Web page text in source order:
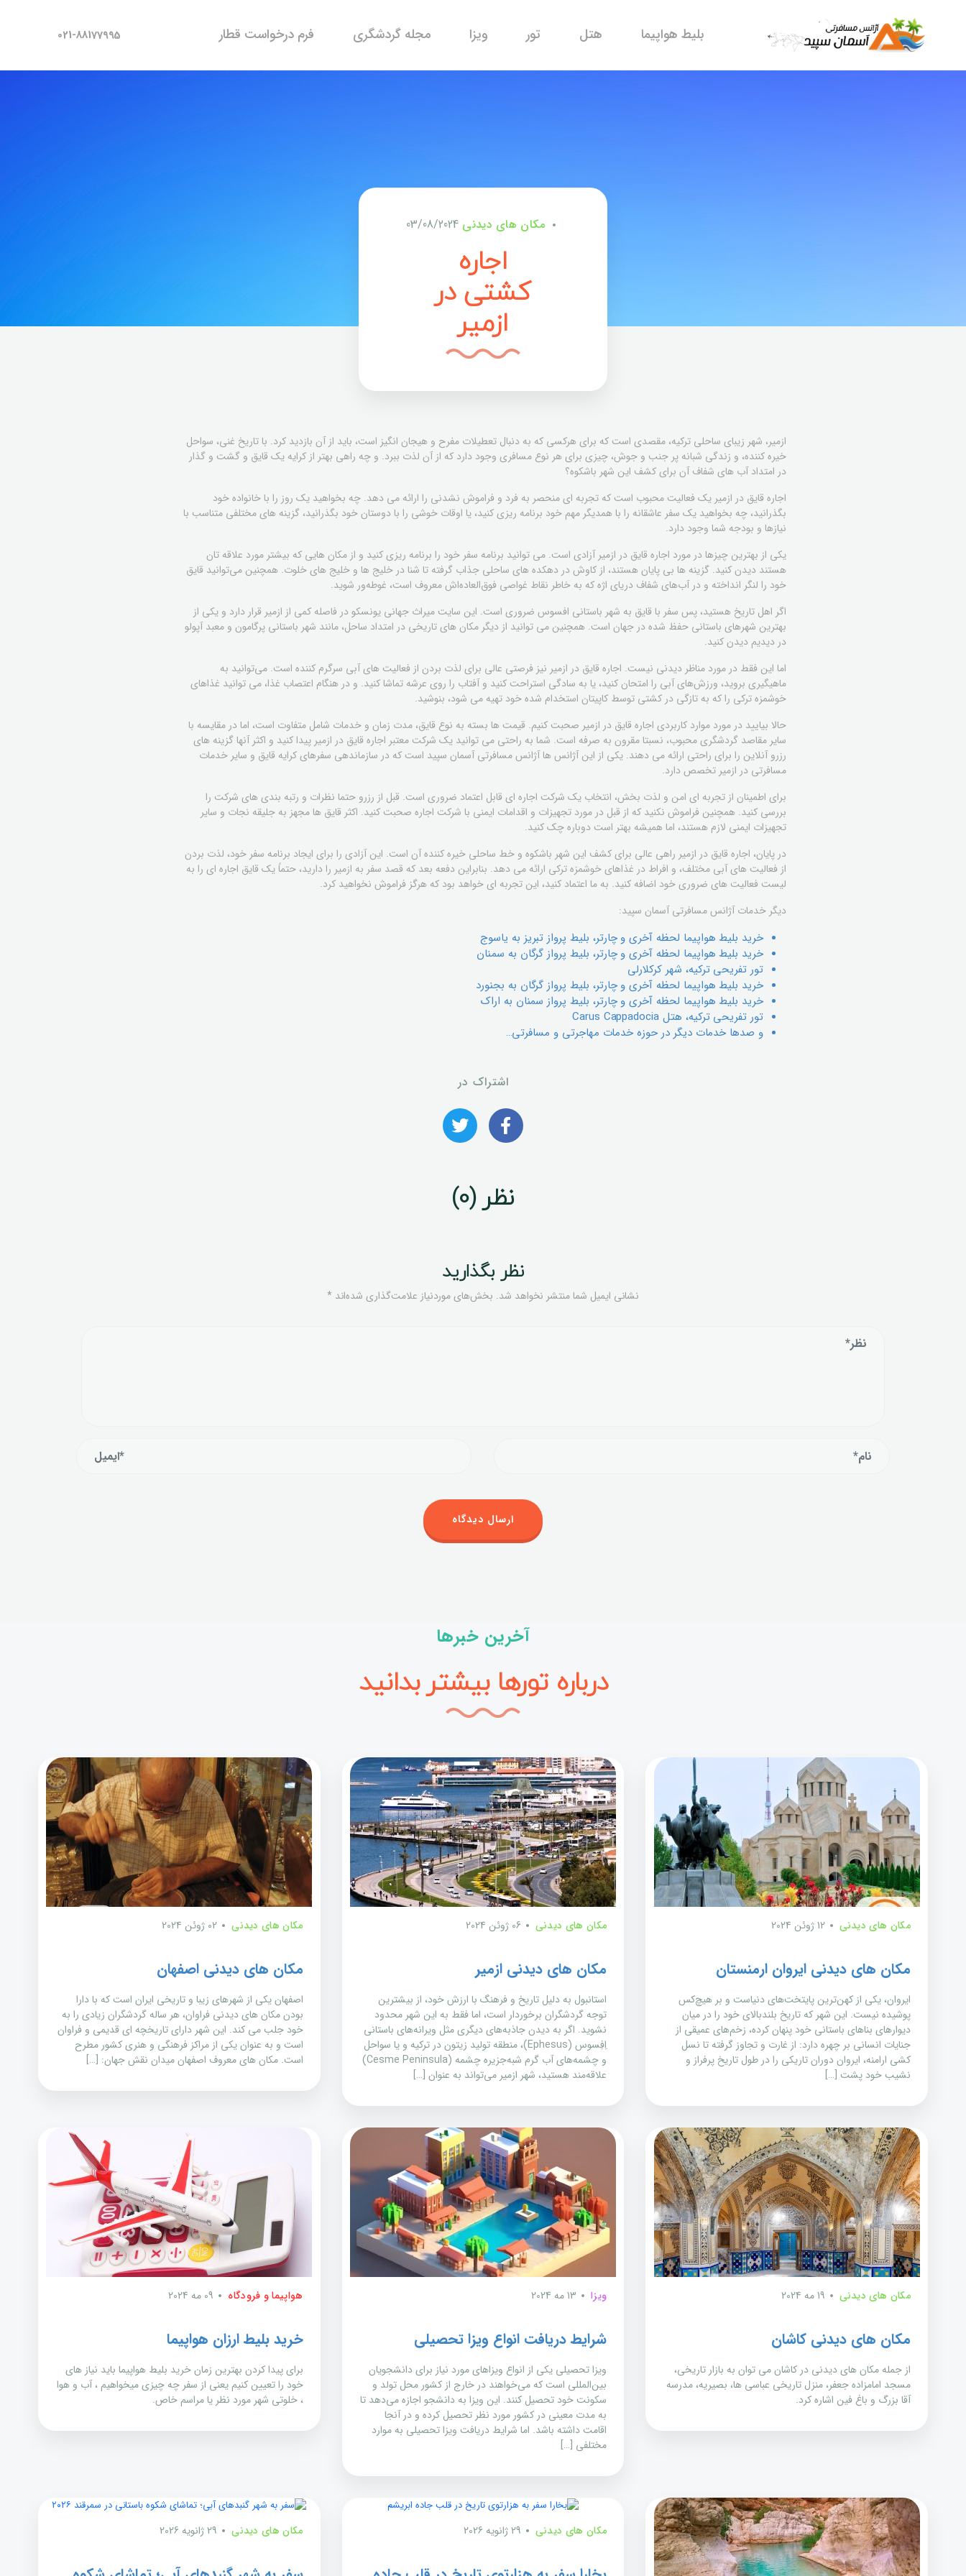
بلیط هواپیما هتل تور ویزا مجله گردشگری فرم درخواست قطار 021-88177995
مکان های دیدنی
اجاره
کشتی در
ازمیر
ازمیر، شهر زیبای ساحلی ترکیه، مقصدی است که برای هرکسی که به دنبال تعطیلات مفرح و هیجان انگیز است، باید از آن بازدید کرد. با تاریخ غنی، سواحل
خیره کننده، و زندگی شبانه پر جنب و جوش، چیزی برای هر نوع مسافری وجود دارد که از آن لذت ببرد. و چه راهی بهتر از کرایه یک قایق و گشت و گذار
در امتداد آب های شفاف آن برای کشف این شهر باشکوه؟
اجاره قایق در ازمیر یک فعالیت محبوب است که تجربه ای منحصر به فرد و فراموش نشدنی را ارائه می دهد. چه بخواهید یک روز را با خانواده خود
بگذرانید، چه بخواهید یک سفر عاشقانه را با همدیگر مهم خود برنامه ریزی کنید، یا اوقات خوشی را با دوستان خود بگذرانید، گزینه های مختلفی متناسب با
نیازها و بودجه شما وجود دارد.
یکی از بهترین چیزها در مورد اجاره قایق در ازمیر آزادی است. می توانید برنامه سفر خود را برنامه ریزی کنید و از مکان هایی که بیشتر مورد علاقه تان
هستند دیدن کنید. گزینه ها بی پایان هستند، از کاوش در دهکده های ساحلی جذاب گرفته تا شنا در خلیج ها و خلیج های خلوت. همچنین می‌توانید قایق
خود را لنگر انداخته و در آب‌های شفاف دریای اژه که به خاطر نقاط غواصی فوق‌العاده‌اش معروف است، غوطه‌ور شوید.
اگر اهل تاریخ هستید، پس سفر با قایق به شهر باستانی افسوس ضروری است. این سایت میراث جهانی یونسکو در فاصله کمی از ازمیر قرار دارد و یکی از
بهترین شهرهای باستانی حفظ شده در جهان است. همچنین می توانید از دیگر مکان های تاریخی در امتداد ساحل، مانند شهر باستانی پرگامون و معبد آپولو
در دیدیم دیدن کنید.
اما این فقط در مورد مناظر دیدنی نیست. اجاره قایق در ازمیر نیز فرصتی عالی برای لذت بردن از فعالیت های آبی سرگرم کننده است. می‌توانید به
ماهیگیری بروید، ورزش‌های آبی را امتحان کنید، یا به سادگی استراحت کنید و آفتاب را روی عرشه تماشا کنید. و در هنگام اعتصاب غذا، می توانید غذاهای
خوشمزه ترکی را که به تازگی در کشتی توسط کاپیتان استخدام شده خود تهیه می شود، بنوشید.
حالا بیایید در مورد موارد کاربردی اجاره قایق در ازمیر صحبت کنیم. قیمت ها بسته به نوع قایق، مدت زمان و خدمات شامل متفاوت است، اما در مقایسه با
سایر مقاصد گردشگری محبوب، نسبتا مقرون به صرفه است. شما به راحتی می توانید یک شرکت معتبر اجاره قایق در ازمیر پیدا کنید و اکثر آنها گزینه های
رزرو آنلاین را برای راحتی ارائه می دهند. یکی از این آژانس ها آژانس مسافرتی آسمان سپید است که در سازماندهی سفرهای کرایه قایق و سایر خدمات
مسافرتی در ازمیر تخصص دارد.
برای اطمینان از تجربه ای امن و لذت بخش، انتخاب یک شرکت اجاره ای قابل اعتماد ضروری است. قبل از رزرو حتما نظرات و رتبه بندی های شرکت را
بررسی کنید. همچنین فراموش نکنید که از قبل در مورد تجهیزات و اقدامات ایمنی با شرکت اجاره صحبت کنید. اکثر قایق ها مجهز به جلیقه نجات و سایر
تجهیزات ایمنی لازم هستند، اما همیشه بهتر است دوباره چک کنید.
در پایان، اجاره قایق در ازمیر راهی عالی برای کشف این شهر باشکوه و خط ساحلی خیره کننده آن است. این آزادی را برای ایجاد برنامه سفر خود، لذت بردن
از فعالیت های آبی مختلف، و افراط در غذاهای خوشمزه ترکی ارائه می دهد. بنابراین دفعه بعد که قصد سفر به ازمیر را دارید، حتماً یک قایق اجاره ای را به
لیست فعالیت های ضروری خود اضافه کنید. به ما اعتماد کنید، این تجربه ای خواهد بود که هرگز فراموش نخواهید کرد.
دیگر خدمات آژانس مسافرتی آسمان سپید:
خريد بليط هواپيما لحظه آخري و چارتر، بليط پرواز تبریز به یاسوج
خريد بليط هواپيما لحظه آخري و چارتر، بليط پرواز گرگان به سمنان
تور تفریحی ترکیه، شهر کرکلارلی
خريد بليط هواپيما لحظه آخري و چارتر، بليط پرواز گرگان به بجنورد
خريد بليط هواپيما لحظه آخري و چارتر، بليط پرواز سمنان به اراک
تور تفریحی ترکیه، هتل Carus Cappadocia
و صدها خدمات دیگر در حوزه خدمات مهاجرتی و مسافرتی…
اشتراک در
نظر (0)
نظر بگذارید
نشانی ایمیل شما منتشر نخواهد شد. بخش‌های موردنیاز علامت‌گذاری شده‌اند *
آخرین خبرها
درباره تورها بیشتر بدانید
مکان های دیدنی 12 ژوئن 2024
مکان های دیدنی ایروان ارمنستان
ایروان، یکی از کهن‌ترین پایتخت‌های دنیاست و بر هیچ‌کس
پوشیده نیست. این شهر که تاریخ بلندبالای خود را در میان
دیوارهای بناهای باستانی خود پنهان کرده، زخم‌های عمیقی از
جنایات انسانی بر چهره دارد: از غارت و تجاوز گرفته تا نسل
کشی ارامنه، ایروان دوران تاریکی را در طول تاریخ پرفراز و
نشیب خود پشت […]
مکان های دیدنی 06 ژوئن 2024
مکان های دیدنی ازمیر
استانبول به دلیل تاریخ و فرهنگ با ارزش خود، از بیشترین
توجه گردشگران برخوردار است، اما فقط به این شهر محدود
نشوید. اگر به دیدن جاذبه‌های دیگری مثل ویرانه‌های باستانی
اِفِسوس (Ephesus)، منطقه تولید زیتون در ترکیه و یا سواحل
و چشمه‌های آب گرم شبه‌جزیره چشمه (Cesme Peninsula)
علاقه‌مند هستید، شهر ازمیر می‌تواند به عنوان […]
مکان های دیدنی 02 ژوئن 2024
مکان های دیدنی اصفهان
اصفهان یکی از شهرهای زیبا و تاریخی ایران است که با دارا
بودن مکان های دیدنی فراوان، هر ساله گردشگران زیادی را به
خود جلب می کند. این شهر دارای تاریخچه ای قدیمی و فراوان
است و به عنوان یکی از مراکز فرهنگی و هنری کشور مطرح
است. مکان های معروف اصفهان میدان نقش جهان: […]
مکان های دیدنی 19 مه 2024
مکان های دیدنی کاشان
از جمله مکان های دیدنی در کاشان می توان به بازار تاریخی،
مسجد امامزاده جعفر، منزل تاریخی عباسی ها، بصیریه، مدرسه
آقا بزرگ و باغ فین اشاره کرد.
ویزا 13 مه 2024
شرایط دریافت انواع ویزا تحصیلی
ویزا تحصیلی یکی از انواع ویزاهای مورد نیاز برای دانشجویان
بین‌المللی است که می‌خواهند در خارج از کشور محل تولد و
سکونت خود تحصیل کنند. این ویزا به دانشجو اجازه می‌دهد تا
به مدت معینی در کشور مورد نظر تحصیل کرده و در آنجا
اقامت داشته باشد. اما شرایط دریافت ویزا تحصیلی به موارد
مختلفی […]
هواپیما و فرودگاه 09 مه 2024
خرید بلیط ارزان هواپیما
برای پیدا کردن بهترین زمان خرید بلیط هواپیما باید نیاز های
خود را تعیین کنیم یعنی از سفر چه چیزی میخواهیم ، آب و هوا
، خلوتی شهر مورد نظر یا مراسم خاص.
مکان های دیدنی 29 ژانویه 2026 مکان های دیدنی 29 ژانویه 2026